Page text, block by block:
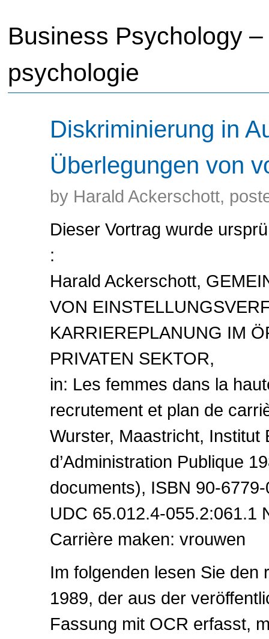
Business Psychology
psychologie
Diskriminierung in
Überlegungen von
by Harald Ackerschott,
Dieser Vortrag wurde
:
Harald Ackerschott,
VON
KARRIEREPLANUNG IM
PRIVATEN SEKTOR,
in: Les femmes dans la
recrutement et plan de
Wurster, Maastricht, Institut
d’Administration Publique
documents), ISBN 90-
UDC 65.012.4-055.2:061.1
Carrière maken: vrouwen
Im folgenden lesen Sie den
1989, der aus der
Fassung mit OCR erfasst,